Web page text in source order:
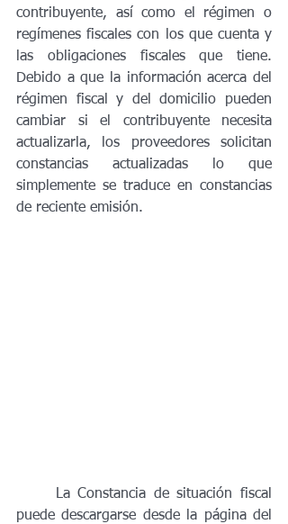
contribuyente, así como el régimen o
regímenes fiscales con los que cuenta y
las obligaciones fiscales que tiene.
Debido a que la información acerca del
régimen fiscal y del domicilio pueden
cambiar si el contribuyente necesita
actualizarla, los proveedores solicitan
constancias actualizadas lo que
simplemente se traduce en constancias
de reciente emisión.
puede descargarse desde la página del